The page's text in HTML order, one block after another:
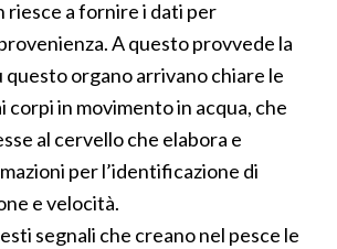
riesce a fornire i dati per
A questo provvede la
questo organo arrivano chiare le
corpi in movimento in acqua, che
al cervello che elabora e
per l’identificazione di
e velocità.
segnali che creano nel pesce le